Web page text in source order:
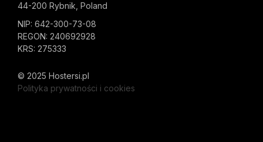
44-200 Rybnik, Poland
NIP: 642-300-73-08
REGON: 240692928
KRS: 275333
© 2025 Hostersi.pl
Polityka prywatności i cookies